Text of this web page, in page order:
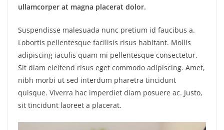
ullamcorper at magna placerat dolor.
Suspendisse malesuada nunc pretium id faucibus a.
Lobortis pellentesque facilisis risus habitant. Mollis
adipiscing iaculis quam mi pellentesque consectetur.
Sit diam eleifend risus eget commodo adipiscing. Amet,
nibh morbi ut sed interdum pharetra tincidunt
quisque. Viverra hac imperdiet diam posuere ac. Justo,
sit tincidunt laoreet a placerat.